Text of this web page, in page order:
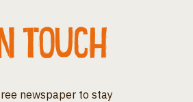
touch
newspaper to stay